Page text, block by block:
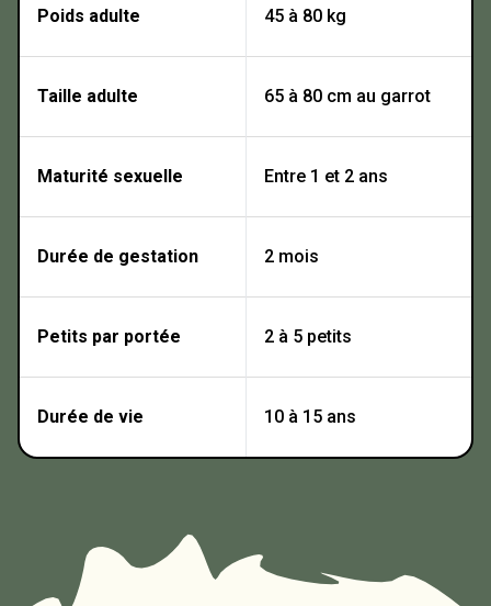
Poids adulte 45 à 80 kg
Taille adulte 65 à 80 cm au garrot
Maturité sexuelle Entre 1 et 2 ans
Durée de gestation 2 mois
Petits par portée 2 à 5 petits
Durée de vie 10 à 15 ans